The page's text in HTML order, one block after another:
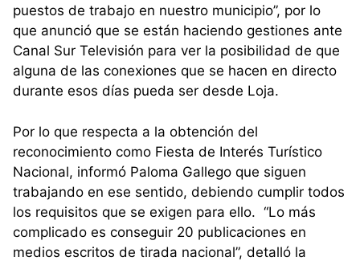
puestos de trabajo en nuestro municipio”, por lo
que anunció que se están haciendo gestiones ante
Canal Sur Televisión para ver la posibilidad de que
alguna de las conexiones que se hacen en directo
durante esos días pueda ser desde Loja.
Por lo que respecta a la obtención del
reconocimiento como Fiesta de Interés Turístico
Nacional, informó Paloma Gallego que siguen
trabajando en ese sentido, debiendo cumplir todos
los requisitos que se exigen para ello. “Lo más
complicado es conseguir 20 publicaciones en
medios escritos de tirada nacional”, detalló la